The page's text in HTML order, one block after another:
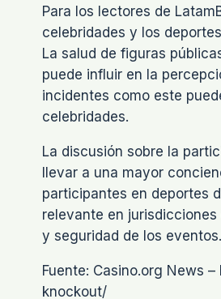
Para los lectores de
celebridades y los
La salud de figuras
puede influir en la
incidentes como este
celebridades.
La discusión sobre la
llevar a una mayor
participantes en deportes
relevante en
y seguridad de los eventos.
Fuente: Casino.org News
knockout/